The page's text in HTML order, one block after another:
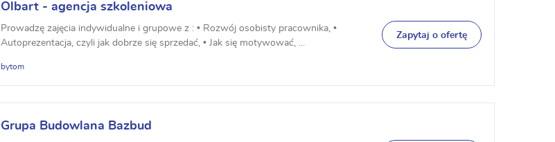
Olbart - agencja szkoleniowa
Prowadzę zajęcia indywidualne i grupowe z : • Rozwój osobisty pracownika, •
Autoprezentacja, czyli jak dobrze się sprzedać, • Jak się motywować, ...
bytom
Zapytaj o ofertę
Grupa Budowlana Bazbud